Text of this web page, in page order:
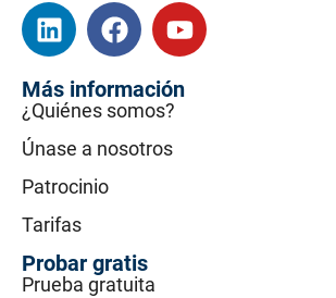
Más información
¿Quiénes somos?
Únase a nosotros
Patrocinio
Tarifas
Probar gratis
Prueba gratuita